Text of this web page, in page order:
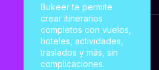
Bukeer te permite
crear itinerarios
completos con vuelos,
hoteles, actividades,
traslados y más, sin
complicaciones.